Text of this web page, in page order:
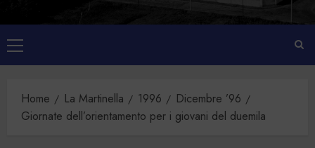
Menu
principale
Home La Martinella 1996
Dicembre ’96
Giornate dell’orientamento per i giovani del duemila